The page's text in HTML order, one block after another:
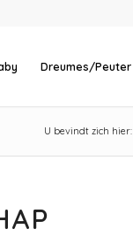
Dreumes/Peuter
U bevindt zich hier: